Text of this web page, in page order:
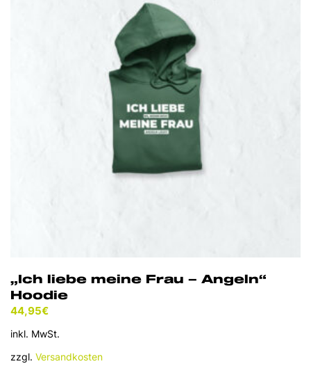
Die
Optionen
können
auf
der
Produktseite
gewählt
werden
„Ich liebe meine Frau – Angeln“
Hoodie
44,95€
inkl. MwSt.
zzgl. Versandkosten